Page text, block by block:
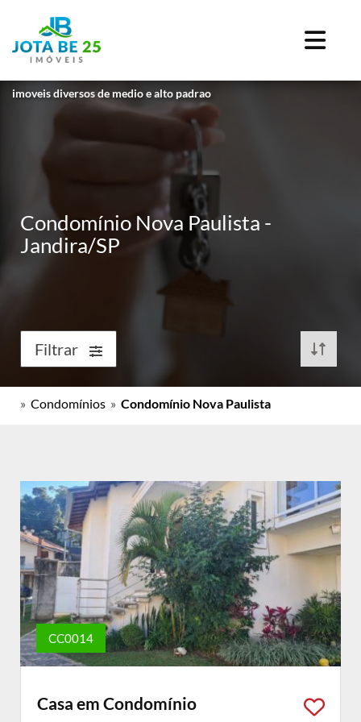
imoveis diversos de medio e alto padrao
Condomínio Nova Paulista -
Jandira/SP
Filtrar
» Condomínios » Condomínio Nova Paulista
CC0014
Casa em Condomínio